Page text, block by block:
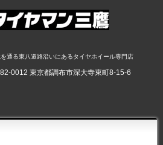
通る東八道路沿いにあるタイヤホイール専門店
0012 東京都調布市深大寺東町8-15-6